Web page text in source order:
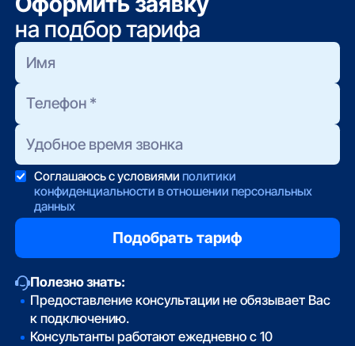
на подбор тарифа
Соглашаюсь с условиями политики
конфиденциальности в отношении персональных
данных
Полезно знать:
Предоставление консультации не обязывает Вас
к подключению.
Консультанты работают ежедневно с 10